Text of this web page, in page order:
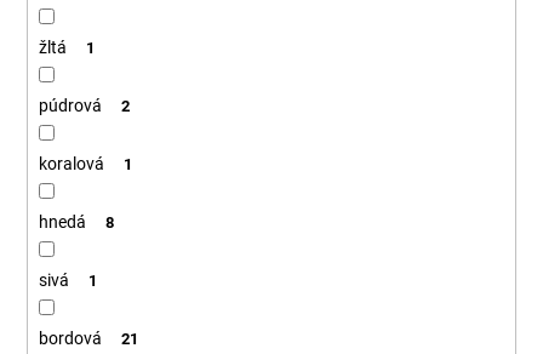
žltá 1
púdrová 2
koralová 1
hnedá 8
sivá 1
bordová 21